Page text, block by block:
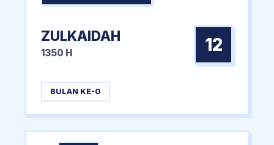
ZULKAIDAH
1350 H 12
BULAN KE-0